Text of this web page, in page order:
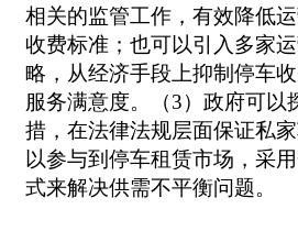
相关的监管工作，有效降低
收费标准；也可以引入多家
略，从经济手段上抑制停车收
服务满意度。（3）政府可以
措，在法律法规层面保证私家
以参与到停车租赁市场，采
式来解决供需不平衡问题。